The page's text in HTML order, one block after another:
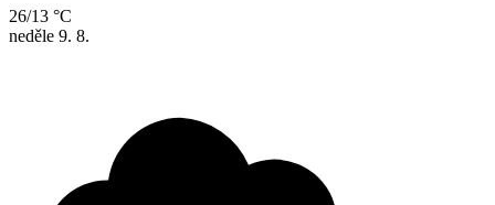
26/13 °C
neděle 9. 8.